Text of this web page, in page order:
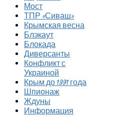
Мост
ТПР «Сиваш»
Крымская весна
Блэкаут
Блокада
Диверсанты
Конфликт с
Украиной
Крым до 1991 года
Шпионаж
Ждуны
Информация